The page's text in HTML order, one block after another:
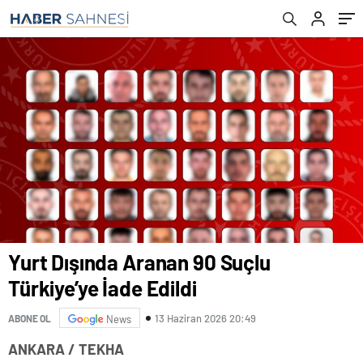
Yurt Dışında Aranan 90 Suçlu
Türkiye’ye İade Edildi
ABONE OL News 13 Haziran 2026 20:49
ANKARA / TEKHA